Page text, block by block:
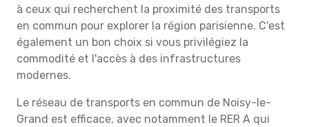
à ceux qui recherchent la proximité des transports
en commun pour explorer la région parisienne. C'est
également un bon choix si vous privilégiez la
commodité et l'accès à des infrastructures
modernes.
Le réseau de transports en commun de Noisy-le-
Grand est efficace, avec notamment le RER A qui